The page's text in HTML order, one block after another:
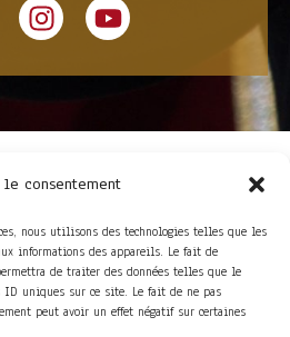
le consentement
nous utilisons des technologies telles que les
informations des appareils. Le fait de
de traiter des données telles que le
ID uniques sur ce site. Le fait de ne pas
peut avoir un effet négatif sur certaines